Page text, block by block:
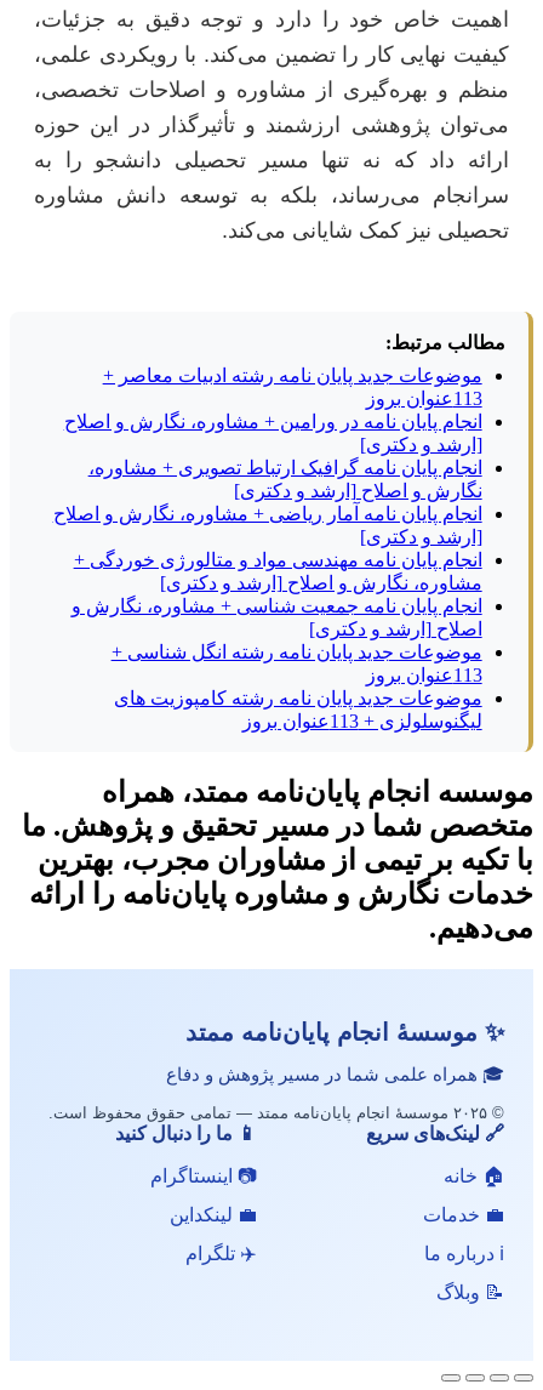
اهمیت خاص خود را دارد و توجه دقیق به جزئیات،
کیفیت نهایی کار را تضمین می‌کند. با رویکردی علمی،
منظم و بهره‌گیری از مشاوره و اصلاحات تخصصی،
می‌توان پژوهشی ارزشمند و تأثیرگذار در این حوزه
ارائه داد که نه تنها مسیر تحصیلی دانشجو را به
سرانجام می‌رساند، بلکه به توسعه دانش مشاوره
تحصیلی نیز کمک شایانی می‌کند.
مطالب مرتبط:
موضوعات جدید پایان نامه رشته ادبیات معاصر +
113عنوان بروز
انجام پایان نامه در ورامین + مشاوره، نگارش و اصلاح
[ارشد و دکتری]
انجام پایان نامه گرافیک ارتباط تصویری + مشاوره،
نگارش و اصلاح [ارشد و دکتری]
انجام پایان نامه آمار ریاضی + مشاوره، نگارش و اصلاح
[ارشد و دکتری]
انجام پایان نامه مهندسی مواد و متالورژی خوردگی +
مشاوره، نگارش و اصلاح [ارشد و دکتری]
انجام پایان نامه جمعیت شناسی + مشاوره، نگارش و
اصلاح [ارشد و دکتری]
موضوعات جدید پایان نامه رشته انگل شناسی +
113عنوان بروز
موضوعات جدید پایان نامه رشته کامپوزیت های
لیگنوسلولزی + 113عنوان بروز
موسسه انجام پایان‌نامه ممتد، همراه
متخصص شما در مسیر تحقیق و پژوهش. ما
با تکیه بر تیمی از مشاوران مجرب، بهترین
خدمات نگارش و مشاوره پایان‌نامه را ارائه
می‌دهیم.
✨ موسسهٔ انجام پایان‌نامه ممتد
🎓 همراه علمی شما در مسیر پژوهش و دفاع
© ۲۰۲۵ موسسهٔ انجام پایان‌نامه ممتد — تمامی حقوق محفوظ است.
🔗 لینک‌های سریع
🏠 خانه
💼 خدمات
ℹ️ درباره ما
📝 وبلاگ
📱 ما را دنبال کنید
📷 اینستاگرام
💼 لینکداین
✈️ تلگرام